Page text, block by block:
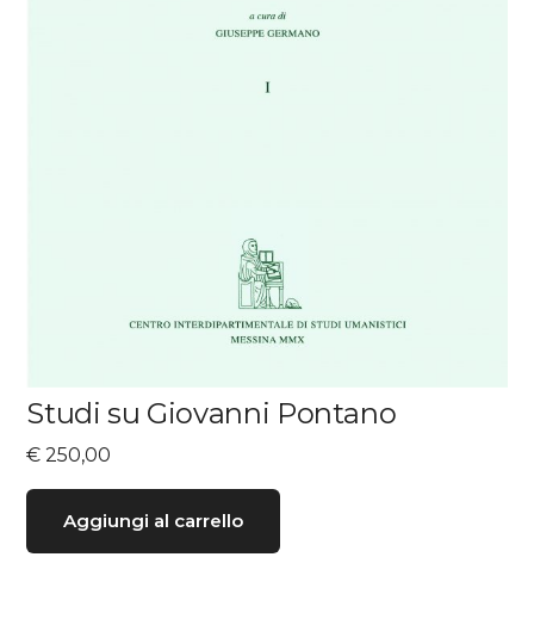
Studi su Giovanni Pontano
€ 250,00
Aggiungi al carrello